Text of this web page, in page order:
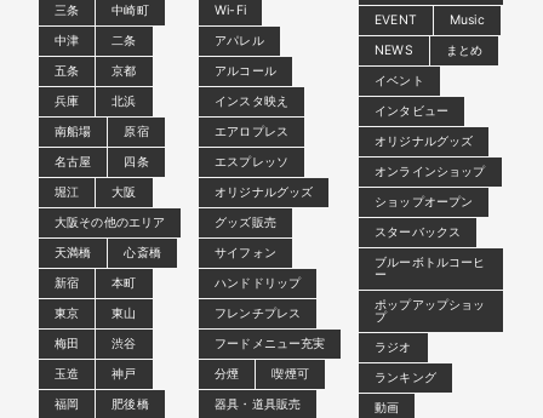
三条
中崎町
中津
二条
五条
京都
兵庫
北浜
南船場
原宿
名古屋
四条
堀江
大阪
大阪その他のエリア
天満橋
心斎橋
新宿
本町
東京
東山
梅田
渋谷
玉造
神戸
福岡
肥後橋
Wi-Fi
アパレル
アルコール
インスタ映え
エアロプレス
エスプレッソ
オリジナルグッズ
グッズ販売
サイフォン
ハンドドリップ
フレンチプレス
フードメニュー充実
分煙
喫煙可
器具・道具販売
EVENT
Music
NEWS
まとめ
イベント
インタビュー
オリジナルグッズ
オンラインショップ
ショップオープン
スターバックス
ブルーボトルコーヒ
ー
ポップアップショッ
プ
ラジオ
ランキング
動画